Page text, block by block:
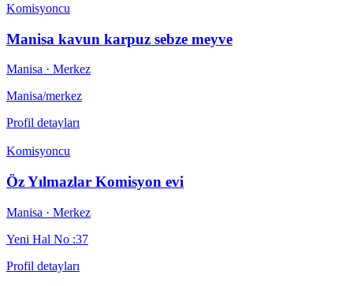
Komisyoncu
Manisa kavun karpuz sebze meyve
Manisa · Merkez
Manisa/merkez
Profil detayları
Komisyoncu
Öz Yılmazlar Komisyon evi
Manisa · Merkez
Yeni Hal No :37
Profil detayları